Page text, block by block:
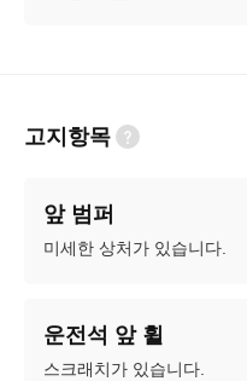
고지항목
앞 범퍼
미세한 상처가 있습니다.
운전석 앞 휠
스크래치가 있습니다.